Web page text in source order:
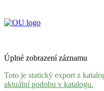
Úplné zobrazení záznamu
Toto je statický export z
aktuální podobu v katalogu.